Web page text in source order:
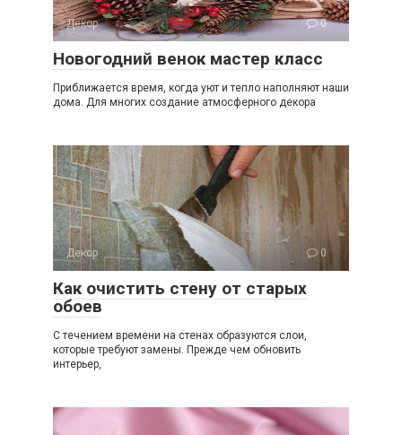
Декор 0
Новогодний венок мастер класс
Приближается время, когда уют и тепло наполняют наши
дома. Для многих создание атмосферного декора
Декор 0
Как очистить стену от старых
обоев
С течением времени на стенах образуются слои,
которые требуют замены. Прежде чем обновить
интерьер,